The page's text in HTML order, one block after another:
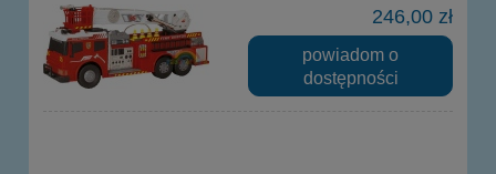
246,00 zł
powiadom o
dostępności